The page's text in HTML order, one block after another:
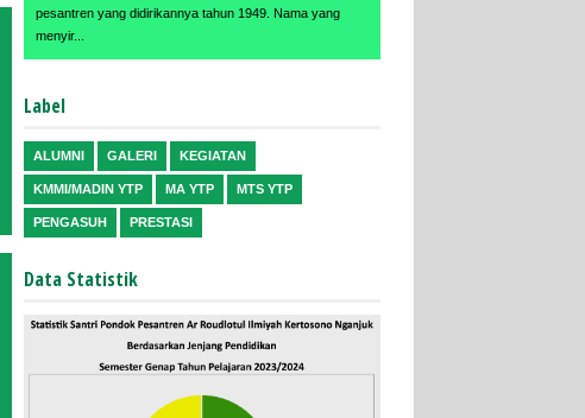
pesantren yang didirikannya tahun 1949. Nama yang
menyir...
Label
ALUMNI GALERI KEGIATAN
KMMI/MADIN YTP MA YTP MTS YTP
PENGASUH PRESTASI
Data Statistik